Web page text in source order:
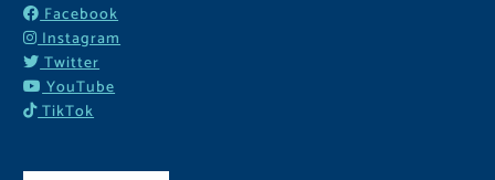
Facebook
Instagram
Twitter
YouTube
TikTok